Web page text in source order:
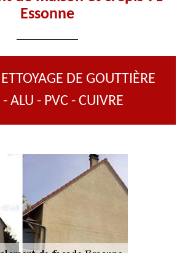
Essonne
DE GOUTTIÈRE
ALU - PVC - CUIVRE